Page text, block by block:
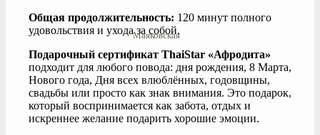
Маяковская
Общая продолжительность: 120 минут полного
удовольствия и ухода за собой.
Подарочный сертификат ThaiStar «Афродита»
подходит для любого повода: дня рождения, 8 Марта,
Нового года, Дня всех влюблённых, годовщины,
свадьбы или просто как знак внимания. Это подарок,
который воспринимается как забота, отдых и
искреннее желание подарить хорошие эмоции.